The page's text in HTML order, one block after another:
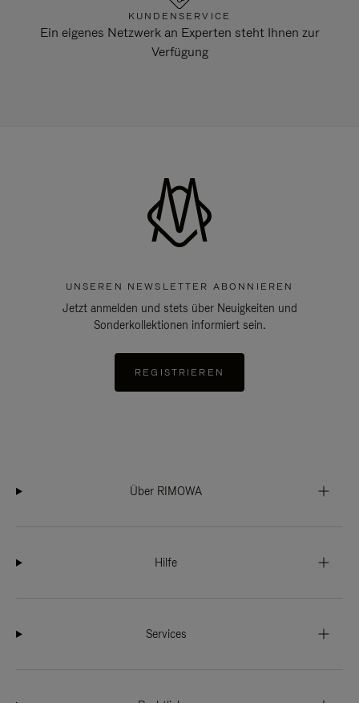
KUNDENSERVICE
Ein eigenes Netzwerk an Experten steht Ihnen zur
Verfügung
UNSEREN NEWSLETTER ABONNIEREN
Jetzt anmelden und stets über Neuigkeiten und
Sonderkollektionen informiert sein.
REGISTRIEREN
Über RIMOWA
Hilfe
Services